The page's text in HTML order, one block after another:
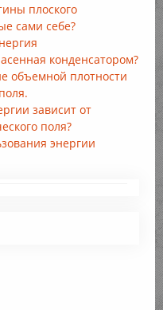
плоского
сами себе?
конденсатором?
объемной плотности
зависит от
поля?
энергии